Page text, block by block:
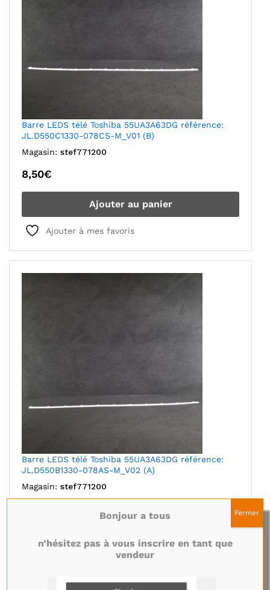
Barre LEDS télé Toshiba 55UA3A63DG référence:
JL.D550C1330-078CS-M_V01 (B)
Magasin: stef771200
8,50€
Ajouter au panier
Ajouter à mes favoris
Barre LEDS télé Toshiba 55UA3A63DG référence:
JL.D550B1330-078AS-M_V02 (A)
Magasin: stef771200
Ajouter au panier
Bonjour a tous
n’hésitez pas à vous inscrire en tant que
vendeur
Fermer